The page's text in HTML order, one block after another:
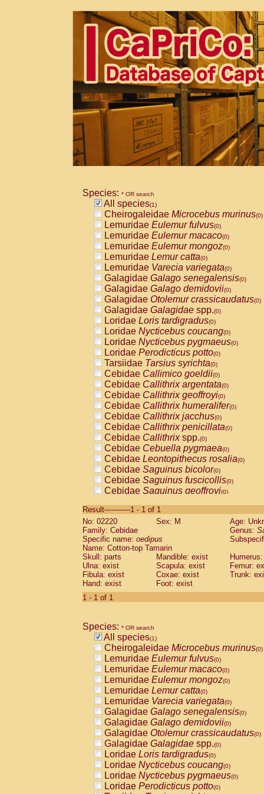
Species: * OR search
All species(1)
Cheirogaleidae Microcebus murinus(0)
Lemuridae Eulemur fulvus(0)
Lemuridae Eulemur macaco(0)
Lemuridae Eulemur mongoz(0)
Lemuridae Lemur catta(0)
Lemuridae Varecia variegata(0)
Galagidae Galago senegalensis(0)
Galagidae Galago demidovii(0)
Galagidae Otolemur crassicaudatus(0)
Galagidae Galagidae spp.(0)
Loridae Loris tardigradus(0)
Loridae Nycticebus coucang(0)
Loridae Nycticebus pygmaeus(0)
Loridae Perodicticus potto(0)
Tarsiidae Tarsius syrichta(0)
Cebidae Callimico goeldii(0)
Cebidae Callithrix argentata(0)
Cebidae Callithrix geoffroyi(0)
Cebidae Callithrix humeralifer(0)
Cebidae Callithrix jacchus(0)
Cebidae Callithrix penicillata(0)
Cebidae Callithrixspp.(0)
Cebidae Cebuella pygmaea(0)
Cebidae Leontopithecus rosalia(0)
Cebidae Saguinus bicolor(0)
Cebidae Saguinus fuscicollis(0)
Cebidae Saguinus geoffroyi(0)
CebidaeSaguinus labiatus(0)
Cebidae Saguinus leucopus (0)
Cebidae
CebidaeSaguinus mystax
Cebidae Saguinus nigricollis (0)
Cebidae Saguinus oedipus
Cebidae Saguinus weddelli
Cebidae Saguinusspp.
Cebidae
CebidaeCebus capucinus
CebidaeCebus nigrivittatus
CebidaeCebus spp.(0)
CebidaeSaimiri boliviensis(0)
CebidaeSaimiri sciureus(0)
AtelidaeAlouatta caraya(0)
AtelidaeAlouatta fusca(0)
AtelidaeAlouatta seniculus(0)
AtelidaeAlouattaspp.(0)
AtelidaeAteles belzebuth(0)
AtelidaeAteles geoffroyi(0)
AtelidaeAteles paniscus(0)
AtelidaeAtelesspp.(0)
AtelidaeLagothrix lagothricha(0)
AtelidaeLagothrix lagothricha cana
PitheciidaeCacajao calvus
Result-----------1 - 1 of 1
No: 02220
Sex: M
Age:
Family: Cebidae
Genus:
Specific name: oedipus
Name: Cotton-top Tamarin
Skull: parts
Mandible: exist
Ulna: exist
Scapula: exist
Femur:
Fibula: exist
Coxae: exist
Trunk:
Hand: exist
Foot: exist
1 - 1 of 1
Species: * OR search
All species(1)
Cheirogaleidae Microcebus murinus(0)
Lemuridae Eulemur fulvus(0)
Lemuridae Eulemur macaco(0)
Lemuridae Eulemur mongoz(0)
Lemuridae Lemur catta(0)
Lemuridae Varecia variegata(0)
Galagidae Galago senegalensis(0)
Galagidae Galago demidovii(0)
Galagidae Otolemur crassicaudatus(0)
Galagidae Galagidae spp.(0)
Loridae Loris tardigradus(0)
Loridae Nycticebus coucang(0)
Loridae Nycticebus pygmaeus(0)
Loridae Perodicticus potto(0)